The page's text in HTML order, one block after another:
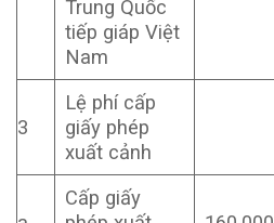
Trung Quốc
tiếp giáp Việt
Nam
3
Lệ phí cấp
giấy phép
xuất cảnh
Cấp giấy